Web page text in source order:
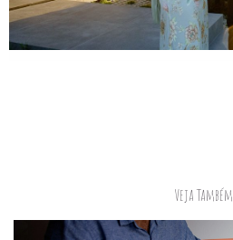
Veja Também